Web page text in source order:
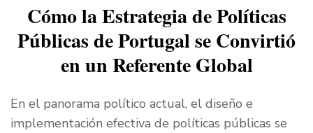
Cómo la Estrategia de Políticas
Públicas de Portugal se Convirtió
en un Referente Global
En el panorama político actual, el diseño e
implementación efectiva de políticas públicas se